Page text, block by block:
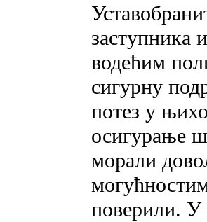
заступника
водећим
сигурну
потез у
осигурање
морали
поверили. У